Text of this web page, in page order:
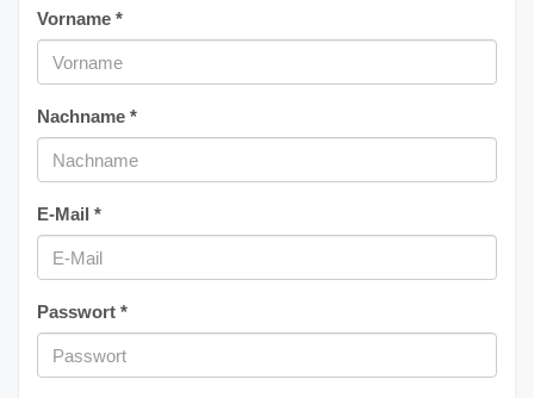
Vorname *
Nachname *
E-Mail *
Passwort *